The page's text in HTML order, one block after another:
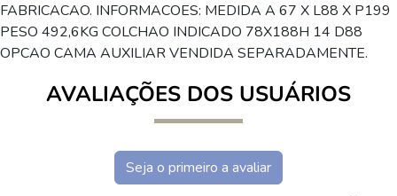
FABRICACAO. INFORMACOES: MEDIDA A 67 X L88 X P199
PESO 492,6KG COLCHAO INDICADO 78X188H 14 D88
OPCAO CAMA AUXILIAR VENDIDA SEPARADAMENTE.
AVALIAÇÕES DOS USUÁRIOS
Seja o primeiro a avaliar